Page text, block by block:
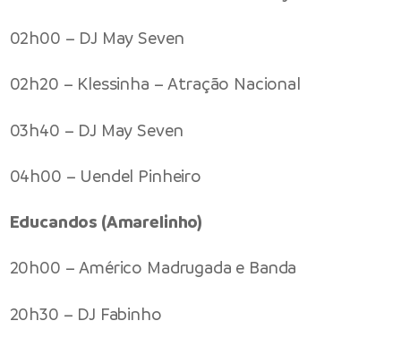
02h00 – DJ May Seven
02h20 – Klessinha – Atração Nacional
03h40 – DJ May Seven
04h00 – Uendel Pinheiro
Educandos (Amarelinho)
20h00 – Américo Madrugada e Banda
20h30 – DJ Fabinho